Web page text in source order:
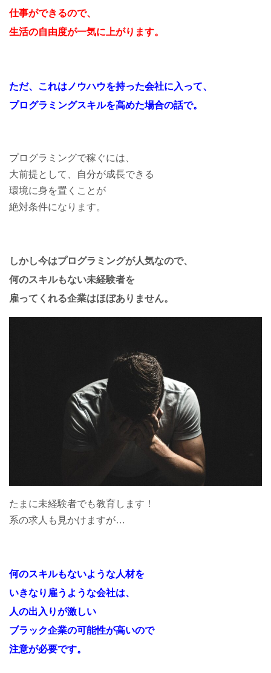
仕事ができるので、
生活の自由度が一気に上がります。
ただ、これはノウハウを持った会社に入って、
プログラミングスキルを高めた場合の話で。
プログラミングで稼ぐには、
大前提として、自分が成長できる
環境に身を置くことが
絶対条件になります。
しかし今はプログラミングが人気なので、
何のスキルもない未経験者を
雇ってくれる企業はほぼありません。
たまに未経験者でも教育します！
系の求人も見かけますが…
何のスキルもないような人材を
いきなり雇うような会社は、
人の出入りが激しい
ブラック企業の可能性が高いので
注意が必要です。